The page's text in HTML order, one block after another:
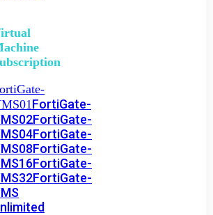
FortiGate-
FortiGate-
FortiGate-
FortiGate-
FortiGate-
FortiGate-